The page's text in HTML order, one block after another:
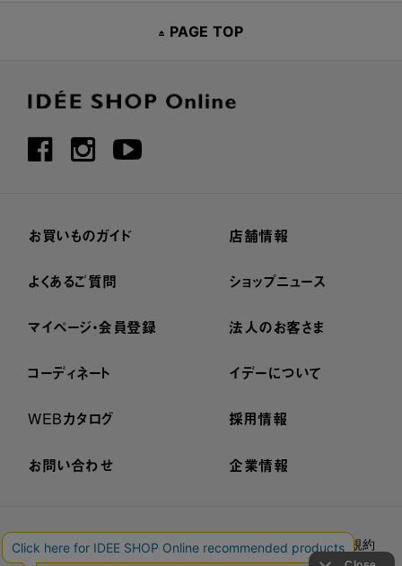
PAGE TOP
お買いものガイド
よくあるご質問
マイページ・会員登録
コーディネート
WEBカタログ
お問い合わせ
店舗情報
ショップニュース
法人のお客さま
イデーについて
採用情報
企業情報
プライバシーポリシー 外部送信ポリシー ご利用規約